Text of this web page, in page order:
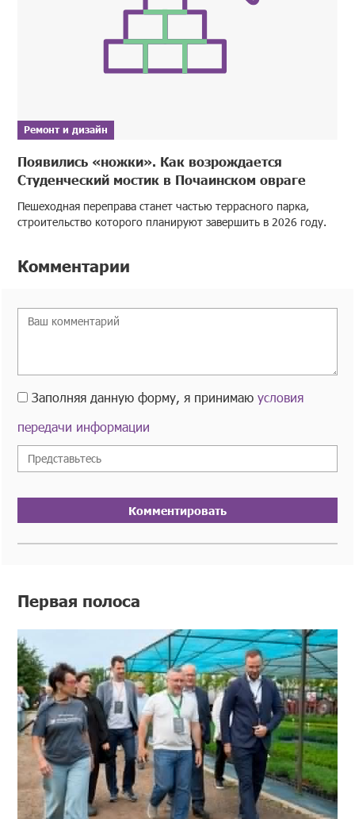
Ремонт и дизайн
Появились «ножки». Как возрождается
Студенческий мостик в Почаинском овраге
Пешеходная переправа станет частью террасного парка,
строительство которого планируют завершить в 2026 году.
Комментарии
Заполняя данную форму, я принимаюусловия
передачи информации
Комментировать
Первая полоса